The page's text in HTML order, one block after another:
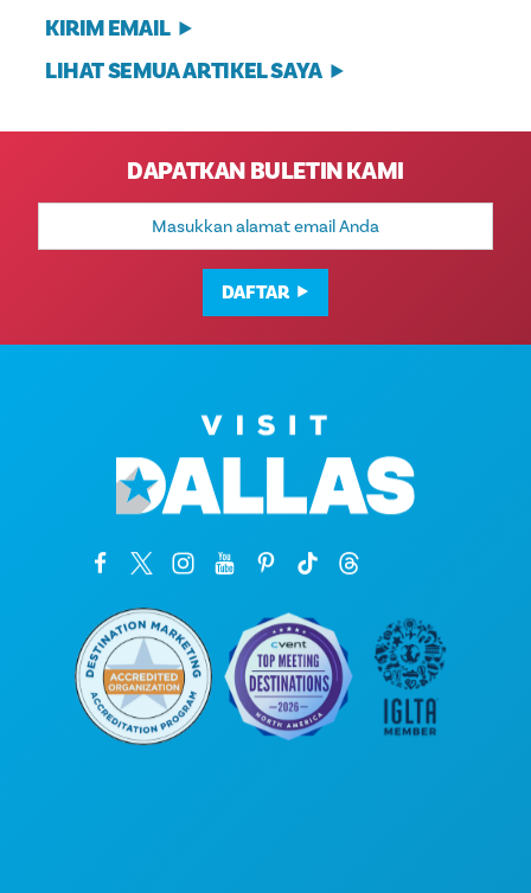
KIRIM EMAIL
LIHAT SEMUA ARTIKEL SAYA
DAPATKAN BULETIN KAMI
Alamat
DAFTAR